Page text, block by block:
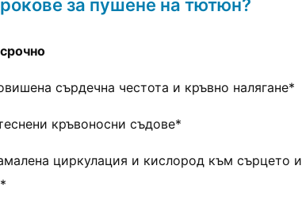
за пушене на тютюн?
сърдечна честота и кръвно налягане*
кръвоносни съдове*
циркулация и кислород към сърцето и